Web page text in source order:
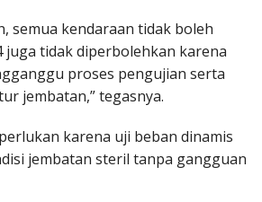
semua kendaraan tidak boleh
juga tidak diperbolehkan karena
proses pengujian serta
jembatan,” tegasnya.
karena uji beban dinamis
jembatan steril tanpa gangguan